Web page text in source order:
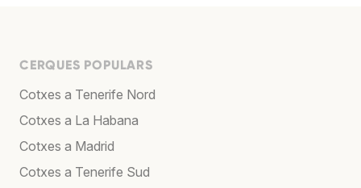
CERQUES POPULARS
Cotxes a Tenerife Nord
Cotxes a La Habana
Cotxes a Madrid
Cotxes a Tenerife Sud